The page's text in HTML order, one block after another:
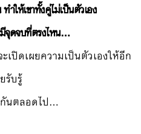
ำให้เขาทั้งคู่ไม่เป็นตัวเอง
จุดจบที่ตรงไหน…
เปิดเผยความเป็นตัวเองให้อีก
รับรู้
นตลอดไป…